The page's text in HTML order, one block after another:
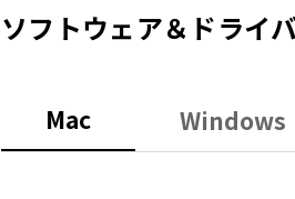
ソフトウェア＆ドライ
Mac Windows